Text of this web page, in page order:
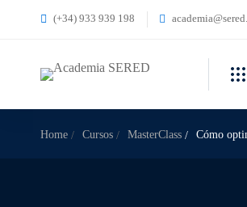
(+34) 933 939 198
Home Cursos MasterClass Cómo